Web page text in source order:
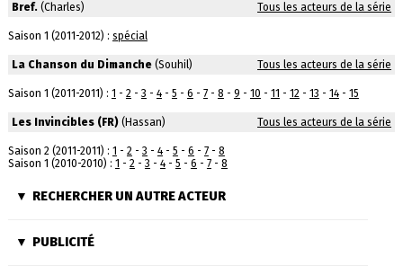
Bref. (Charles) Tous les acteurs de la série
Saison 1 (2011-2012) : spécial
La Chanson du Dimanche(Souhil) Tous les acteurs de la série
Saison 1 (2011-2011) : 1 - 2- 3 - 4- 5 - 6 - 7- 8 - 9 - 10 - 11 - 12- 13 - 14- 15
Les Invincibles (FR)(Hassan) Tous les acteurs de la série
Saison 2 (2011-2011) : 1 - 2- 3 - 4- 5 - 6 - 7- 8
Saison 1 (2010-2010) : 1 - 2- 3 - 4- 5 - 6 - 7- 8
RECHERCHER UN AUTRE ACTEUR
PUBLICITÉ